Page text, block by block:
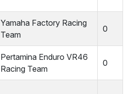
Yamaha Factory Racing
Team
0
Pertamina Enduro VR46
Racing Team
0